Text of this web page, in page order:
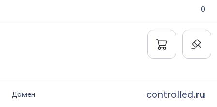
0
controlled.ru